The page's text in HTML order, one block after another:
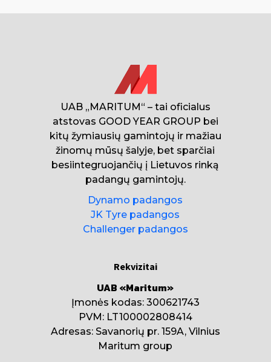
UAB „MARITUM“ – tai oficialus
atstovas GOOD YEAR GROUP bei
kitų žymiausių gamintojų ir mažiau
žinomų mūsų šalyje, bet sparčiai
besiintegruojančių į Lietuvos rinką
padangų gamintojų.
Dynamo padangos
JK Tyre padangos
Challenger padangos
Rekvizitai
UAB «Maritum»
Įmonės kodas: 300621743
PVM: LT100002808414
Adresas: Savanorių pr. 159A, Vilnius
Maritum group